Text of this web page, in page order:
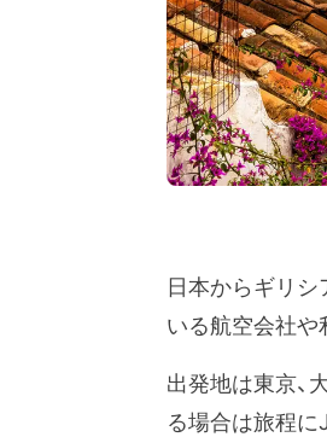
日本からギリ
いる航空会社や
出発地は東京、
る場合は旅程に